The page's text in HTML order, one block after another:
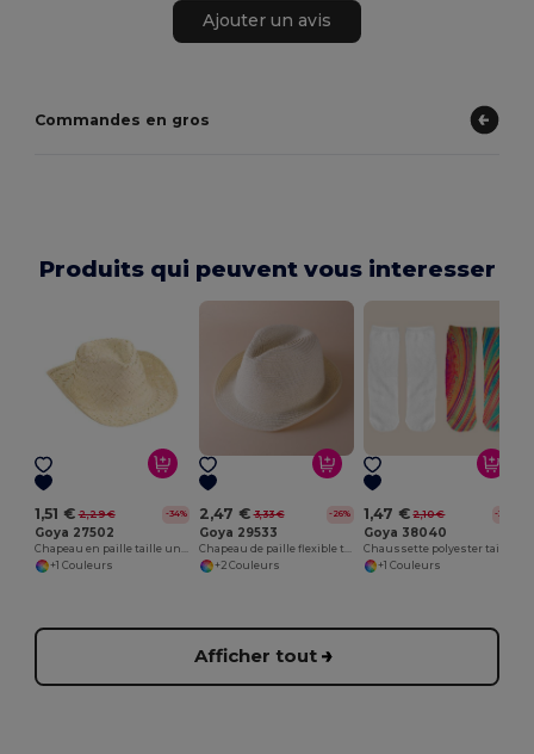
Ajouter un avis
Commandes en gros
Produits qui peuvent vous interesser
1,51 € 2,29 € -34%
Goya 27502
+1 Couleurs
2,47 € 3,33 € -26%
Goya 29533
+2 Couleurs
1,47 € 2,10 € -30%
Goya 38040
+1 Couleurs
Afficher tout